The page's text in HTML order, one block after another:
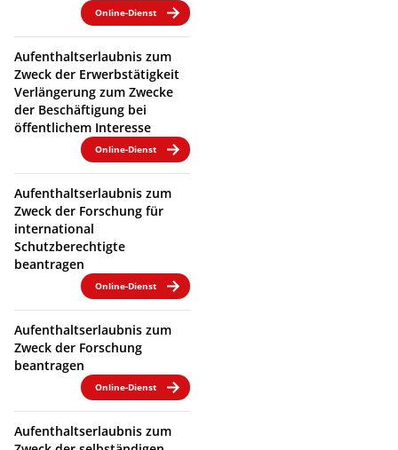
Online-Dienst
Aufenthaltserlaubnis zum
Zweck der Erwerbstätigkeit
Verlängerung zum Zwecke
der Beschäftigung bei
öffentlichem Interesse
Online-Dienst
Aufenthaltserlaubnis zum
Zweck der Forschung für
international
Schutzberechtigte
beantragen
Online-Dienst
Aufenthaltserlaubnis zum
Zweck der Forschung
beantragen
Online-Dienst
Aufenthaltserlaubnis zum